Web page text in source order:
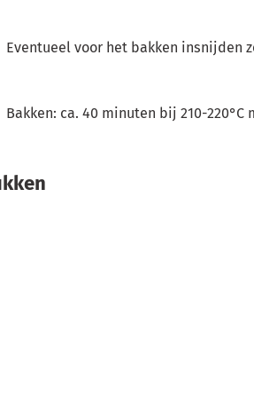
Eventueel voor het bakken insnijden
Bakken: ca. 40 minuten bij 210-220°C